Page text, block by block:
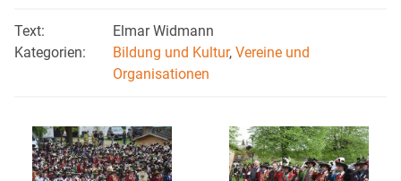
Text:
Elmar Widmann
Kategorien:
Bildung und Kultur, Vereine und
Organisationen